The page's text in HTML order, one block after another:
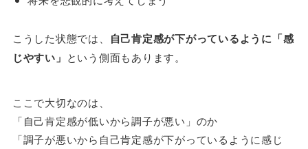
こうした状態では、
自己肯定感が下がっているように「感
じやすい」 という側面もあります。
ここで大切なのは、
「自己肯定感が低いから調子が悪い」のか
「調子が悪いから自己肯定感が下がっているように感じ